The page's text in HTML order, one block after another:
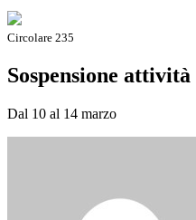
Circolare 235
Sospensione
Dal 10 al 14 marzo